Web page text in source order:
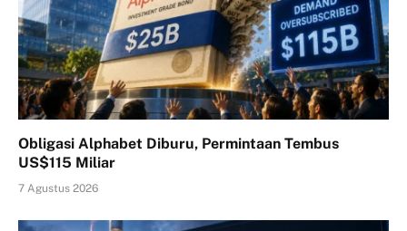
Obligasi Alphabet Diburu, Permintaan Tembus
US$115 Miliar
7 Agustus 2026